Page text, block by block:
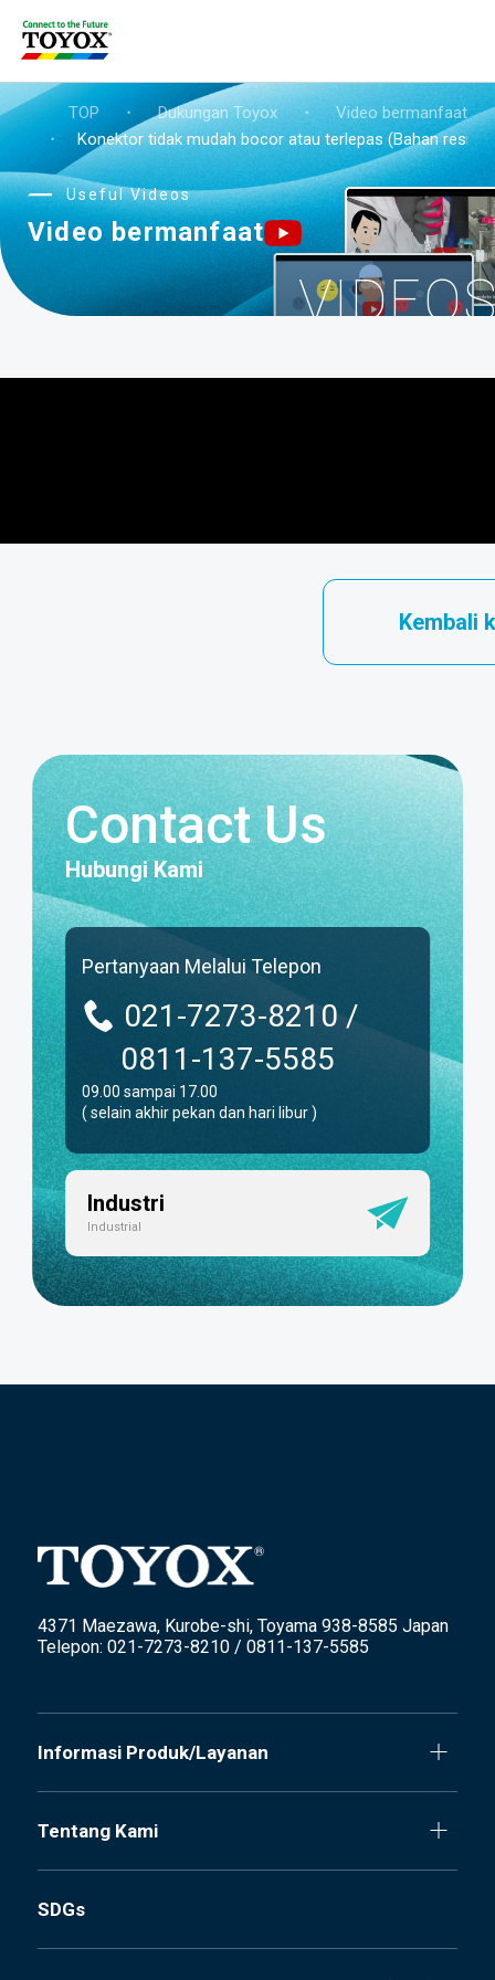
TOP ・ Dukungan Toyox ・
Video bermanfaat
・
Konektor tidak mudah bocor atau terlepas (Bahan resin)
Useful Videos
Video bermanfaat
Kembali
Contact Us
Hubungi Kami
Pertanyaan Melalui Telepon
021-7273-8210 /
0811-137-5585
09.00 sampai 17.00
( selain akhir pekan dan hari libur )
Industri
Industrial
4371 Maezawa, Kurobe-shi, Toyama 938-8585 Japan
Telepon: 021-7273-8210 / 0811-137-5585
Informasi Produk/Layanan
Tentang Kami
SDGs